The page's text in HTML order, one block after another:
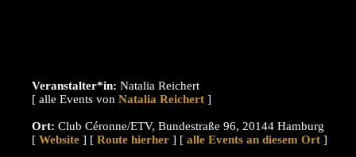
Veranstalter*in: Natalia Reichert
[ alle Events von
]
Ort: Club Céronne/ETV, Bundestraße 96, 20144 Hamburg
[ Website ] [ Route hierher ] [ alle Events an diesem Ort ]